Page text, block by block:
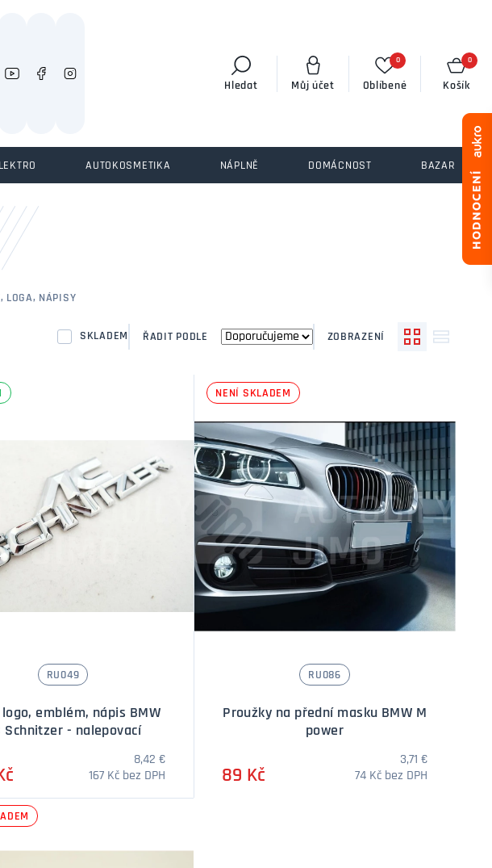
Hledat Můj účet
0
Oblíbené
0
Košík
AUTOKOSMETIKA NÁPLNĚ DOMÁCNOST BAZAR
LOGA, NÁPISY
SKLADEM ŘADIT PODLE ZOBRAZENÍ
RU049
emblém, nápis BMW
Schnitzer - nalepovací
8,42 €
167 Kč bez DPH
NENÍ SKLADEM
RU086
Proužky na přední masku BMW M
power
89 Kč
3,71 €
74 Kč bez DPH
najít?